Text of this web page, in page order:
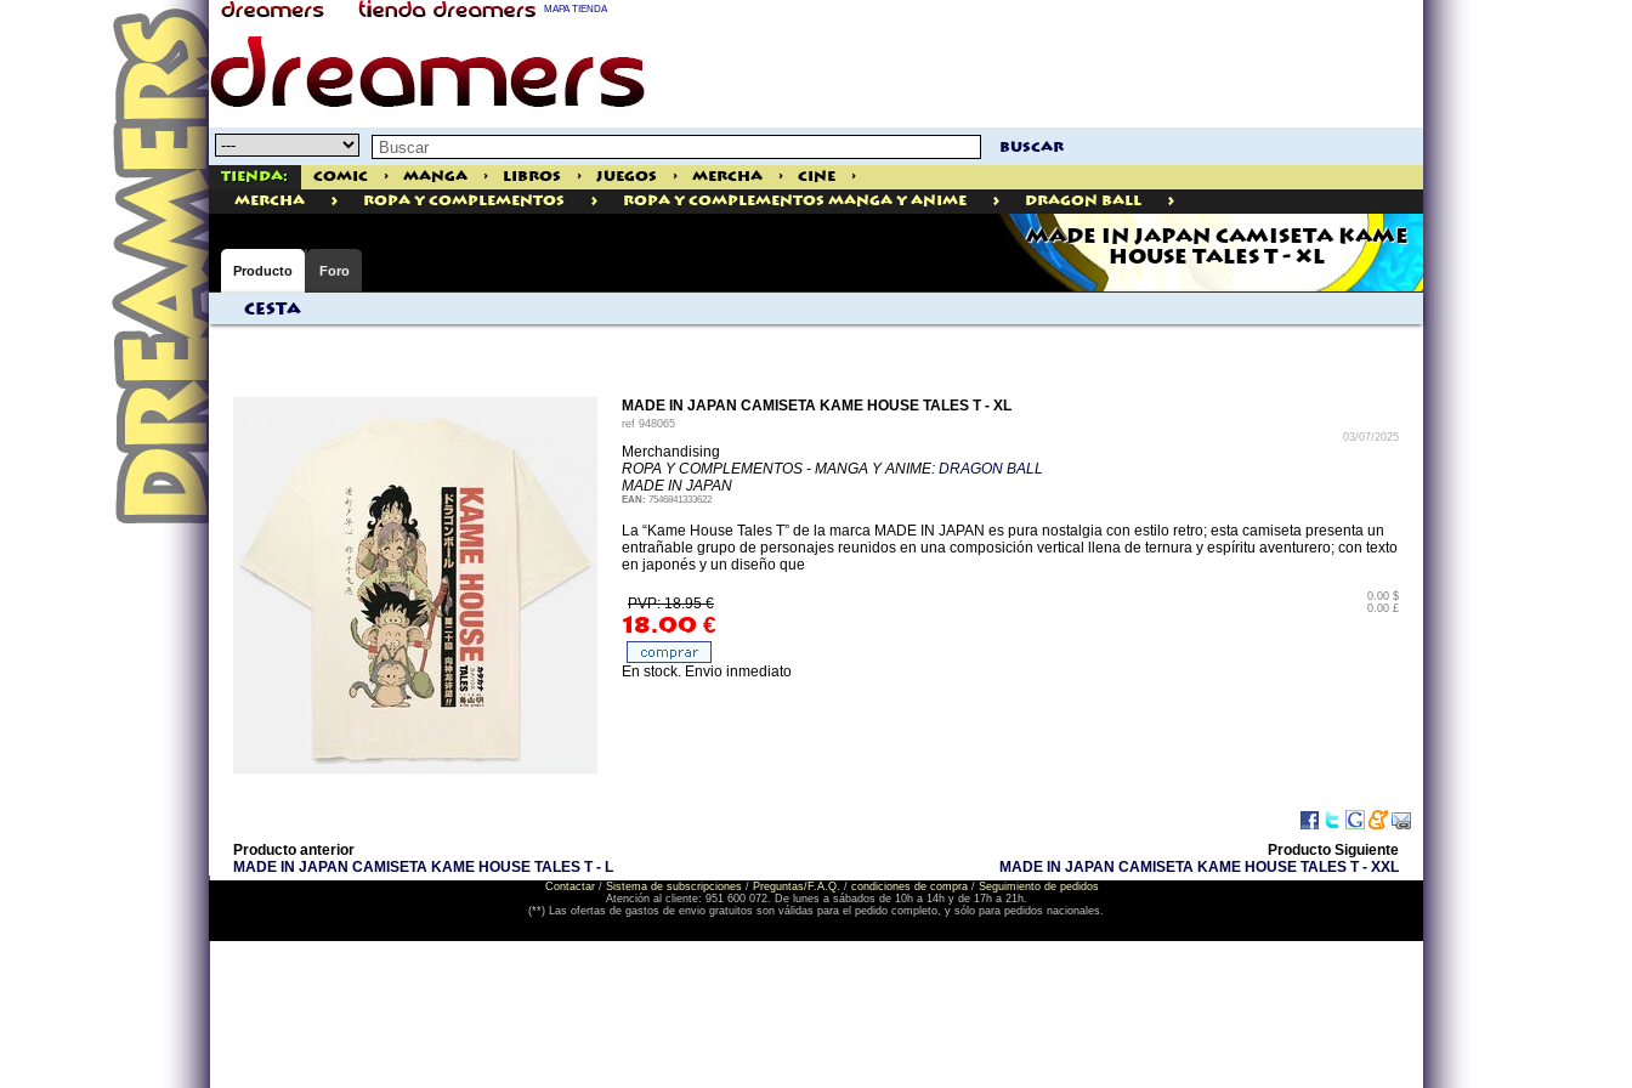
MAPA TIENDA
buscar
Tienda: Comic > Manga > Libros > Juegos > Mercha > Cine
>
mercha
> ROPA Y COMPLEMENTOS > Ropa Y Complementos Manga Y Anime > Dragon Ball >
MADE IN JAPAN CAMISETA KAME
HOUSE TALES T - XL
Producto Foro
Cesta
MADE IN JAPAN CAMISETA KAME HOUSE TALES T - XL
ref 948065
03/07/2025
Merchandising
ROPA Y COMPLEMENTOS - MANGA Y ANIME: DRAGON BALL
MADE IN JAPAN
EAN: 7546841333622
La “Kame House Tales T” de la marca MADE IN JAPAN es pura nostalgia con estilo retro; esta camiseta presenta un
entrañable grupo de personajes reunidos en una composición vertical llena de ternura y espíritu aventurero; con texto
en japonés y un diseño que
PVP: 18.95 €
18.00 €
0.00 $
0.00 £
En stock. Envio inmediato
Producto anterior
MADE IN JAPAN CAMISETA KAME HOUSE TALES T - L
Producto Siguiente
MADE IN JAPAN CAMISETA KAME HOUSE TALES T - XXL
Contactar / Sistema de subscripciones / Preguntas/F.A.Q. / condiciones de compra / Seguimiento de pedidos
Atención al cliente: 951 600 072. De lunes a sábados de 10h a 14h y de 17h a 21h.
(**) Las ofertas de gastos de envio gratuitos son válidas para el pedido completo, y sólo para pedidos nacionales.